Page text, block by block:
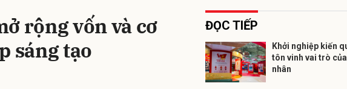
rộng vốn và cơ
sáng tạo
ĐỌC TIẾP
Khởi nghiệp kiến
tôn vinh vai trò
nhân
Gửi